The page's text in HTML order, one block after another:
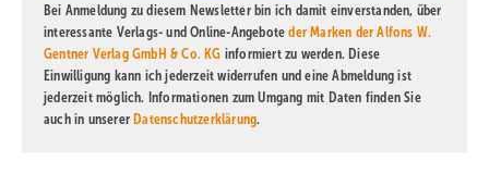
Bei Anmeldung zu diesem Newsletter bin ich damit einverstanden, über
interessante Verlags- und Online-Angeboteder Marken der Alfons W.
Gentner Verlag GmbH & Co. KG informiert zu werden. Diese
Einwilligung kann ich jederzeit widerrufen und eine Abmeldung ist
jederzeit möglich. Informationen zum Umgang mit Daten finden Sie
auch in unsererDatenschutzerklärung.